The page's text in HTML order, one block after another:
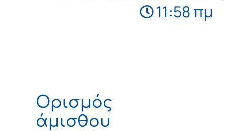
11:58 πμ
Ορισμός
άμισθου